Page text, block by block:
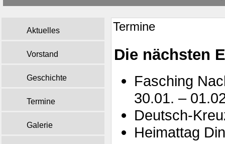
Aktuelles
Vorstand
Geschichte
Termine
Galerie
Termine
Die nächsten
Fasching
30.01. –
Deutsch-
Heimattag